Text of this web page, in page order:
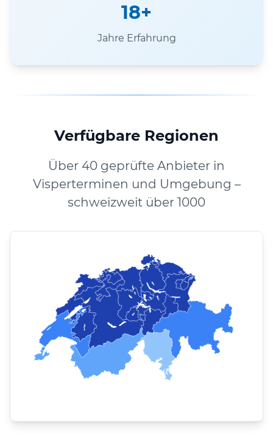
18+
Jahre Erfahrung
Verfügbare Regionen
Über 40 geprüfte Anbieter in
Visperterminen und Umgebung –
schweizweit über 1000